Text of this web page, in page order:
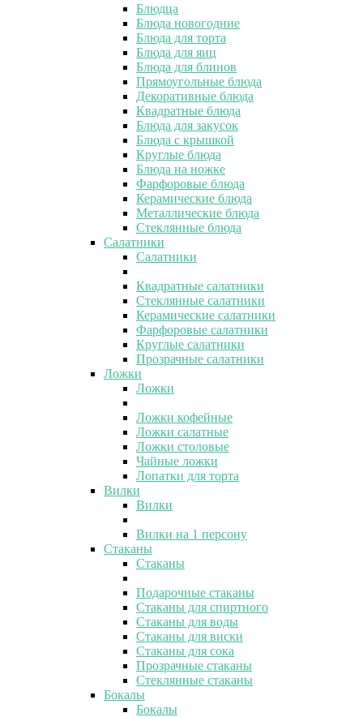
Блюдца
Блюда новогодние
Блюда для торта
Блюда для яиц
Блюда для блинов
Прямоугольные блюда
Декоративные блюда
Квадратные блюда
Блюда для закусок
Блюда с крышкой
Круглые блюда
Блюда на ножке
Фарфоровые блюда
Керамические блюда
Металлические блюда
Стеклянные блюда
Салатники
Салатники
Квадратные салатники
Стеклянные салатники
Керамические салатники
Фарфоровые салатники
Круглые салатники
Прозрачные салатники
Ложки
Ложки
Ложки кофейные
Ложки салатные
Ложки столовые
Чайные ложки
Лопатки для торта
Вилки
Вилки
Вилки на 1 персону
Стаканы
Стаканы
Подарочные стаканы
Стаканы для спиртного
Стаканы для воды
Стаканы для виски
Стаканы для сока
Прозрачные стаканы
Стеклянные стаканы
Бокалы
Бокалы